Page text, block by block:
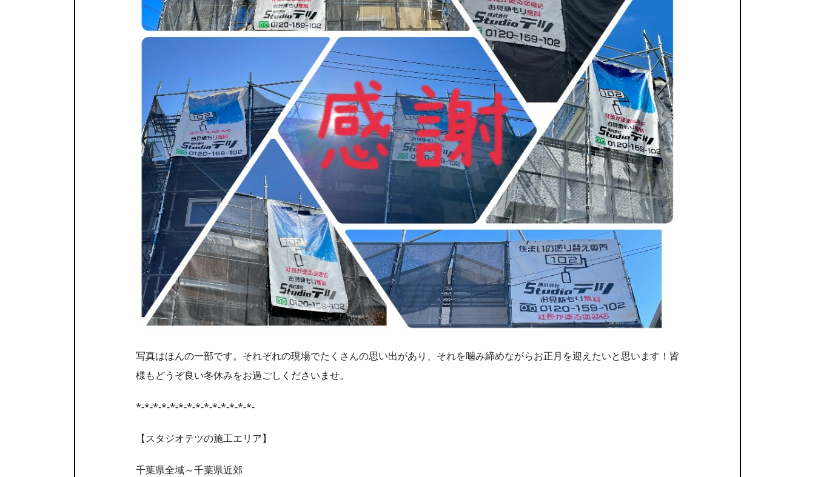
写真はほんの一部です。それぞれの現場でたくさんの思い出があり、それを噛み締めながらお正月を迎えたいと思います！皆
様もどうぞ良い冬休みをお過ごしくださいませ。
*-*-*-*-*-*-*-*-*-*-*-*-*-*-
【スタジオテツの施工エリア】
千葉県全域～千葉県近郊